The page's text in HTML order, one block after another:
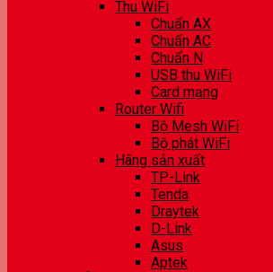
Thu WiFi
Chuẩn AX
Chuẩn AC
Chuẩn N
USB thu WiFi
Card mạng
Router Wifi
Bộ Mesh WiFi
Bộ phát WiFi
Hãng sản xuất
TP-Link
Tenda
Draytek
D-Link
Asus
Aptek